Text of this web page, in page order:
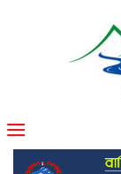
मोफसलकै